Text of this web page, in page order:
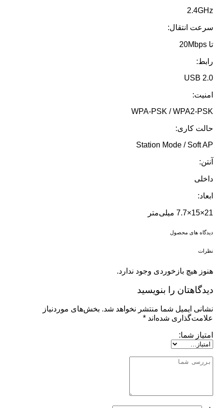
2.4GHz
سرعت انتقال:
تا 20Mbps
رابط:
USB 2.0
امنیت:
WPA-PSK / WPA2-PSK
حالت کاری:
Station Mode / Soft AP
آنتن:
داخلی
ابعاد:
21×15×7.7 میلی‌متر
دیدگاه های محصول
نظرات
هنوز هیچ بازخوردی وجود ندارد.
دیدگاهتان را بنویسید
نشانی ایمیل شما منتشر نخواهد شد. بخش‌های موردنیاز
علامت‌گذاری شده‌اند *
امتیاز شما: